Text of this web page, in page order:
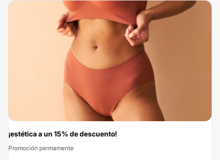
Empieza a ahorrar ahora mismo disfrutando del 5% de descuento que te
ofrecemos por contratar a Dental Soto a través de Multiestetica.mx. Clica en
el botón Solicitar Promoción y ¡aprovecha nuestros descuentos!
-15%
¡estética a un 15% de descuento!
Promoción permamente